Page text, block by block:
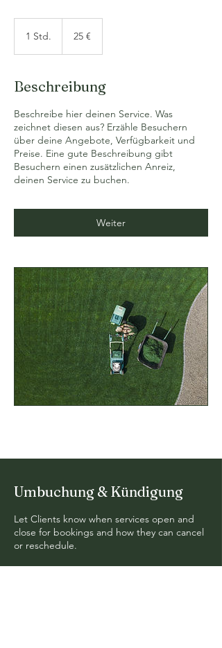
1 Std. 25 €
Beschreibung
Beschreibe hier deinen Service. Was
zeichnet diesen aus? Erzähle Besuchern
über deine Angebote, Verfügbarkeit und
Preise. Eine gute Beschreibung gibt
Besuchern einen zusätzlichen Anreiz,
deinen Service zu buchen.
Weiter
Umbuchung & Kündigung
Let Clients know when services open and
close for bookings and how they can cancel
or reschedule.